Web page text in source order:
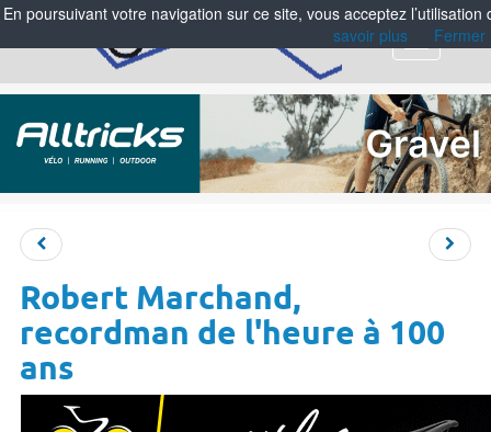
Menu
Robert Marchand,
recordman de l'heure à 100
ans
En poursuivant votre navigation sur ce site, vous acceptez
savoir plus
Fermer